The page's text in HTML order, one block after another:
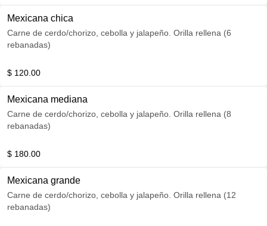
Mexicana chica
Carne de cerdo/chorizo, cebolla y jalapeño. Orilla rellena (6
rebanadas)
$ 120.00
Mexicana mediana
Carne de cerdo/chorizo, cebolla y jalapeño. Orilla rellena (8
rebanadas)
$ 180.00
Mexicana grande
Carne de cerdo/chorizo, cebolla y jalapeño. Orilla rellena (12
rebanadas)